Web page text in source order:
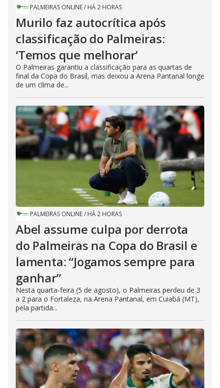
PALMEIRAS ONLINE/ HÁ 2 HORAS
Murilo faz autocrítica após
classificação do Palmeiras:
‘Temos que melhorar’
O Palmeiras garantiu a classificação para as quartas de
final da Copa do Brasil, mas deixou a Arena Pantanal longe
de um clima de...
PALMEIRAS ONLINE/ HÁ 2 HORAS
Abel assume culpa por derrota
do Palmeiras na Copa do Brasil e
lamenta: “Jogamos sempre para
ganhar”
Nesta quarta-feira (5 de agosto), o Palmeiras perdeu de 3
a 2 para o Fortaleza, na Arena Pantanal, em Cuiabá (MT),
pela partida...